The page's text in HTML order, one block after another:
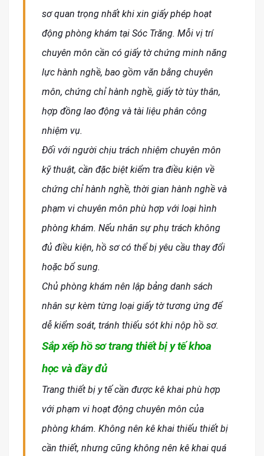
sơ quan trọng nhất khi xin giấy phép hoạt
động phòng khám tại Sóc Trăng. Mỗi vị trí
chuyên môn cần có giấy tờ chứng minh năng
lực hành nghề, bao gồm văn bằng chuyên
môn, chứng chỉ hành nghề, giấy tờ tùy thân,
hợp đồng lao động và tài liệu phân công
nhiệm vụ.
Đối với người chịu trách nhiệm chuyên môn
kỹ thuật, cần đặc biệt kiểm tra điều kiện về
chứng chỉ hành nghề, thời gian hành nghề và
phạm vi chuyên môn phù hợp với loại hình
phòng khám. Nếu nhân sự phụ trách không
đủ điều kiện, hồ sơ có thể bị yêu cầu thay đổi
hoặc bổ sung.
Chủ phòng khám nên lập bảng danh sách
nhân sự kèm từng loại giấy tờ tương ứng để
dễ kiểm soát, tránh thiếu sót khi nộp hồ sơ.
Sắp xếp hồ sơ trang thiết bị y tế khoa
học và đầy đủ
Trang thiết bị y tế cần được kê khai phù hợp
với phạm vi hoạt động chuyên môn của
phòng khám. Không nên kê khai thiếu thiết bị
cần thiết, nhưng cũng không nên kê khai quá